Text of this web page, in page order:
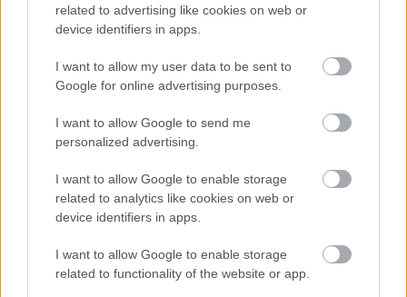
related to advertising like cookies on web or
device identifiers in apps.
I want to allow my user data to be sent to
Google for online advertising purposes.
I want to allow Google to send me
personalized advertising.
I want to allow Google to enable storage
related to analytics like cookies on web or
device identifiers in apps.
I want to allow Google to enable storage
related to functionality of the website or app.
Kapcsolódó hírek
PREMIER LEAGUE
SORSOLÁSA